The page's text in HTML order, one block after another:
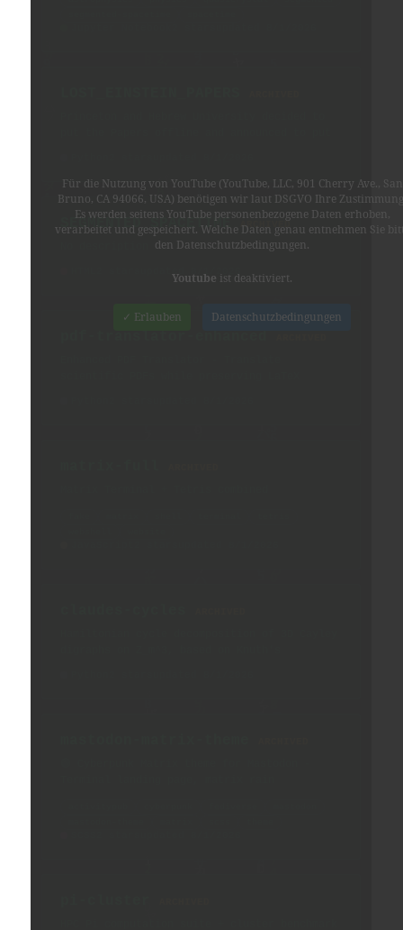
Für die Nutzung von YouTube (YouTube, LLC, 901 Cherry Ave., San
Bruno, CA 94066, USA) benötigen wir laut DSGVO Ihre
Es werden seitens YouTube personenbezogene Daten erhoben,
verarbeitet und gespeichert. Welche Daten genau entnehmen Sie
den Datenschutzbedingungen.
Youtube ist deaktiviert.
✓ Erlauben Datenschutzbedingungen